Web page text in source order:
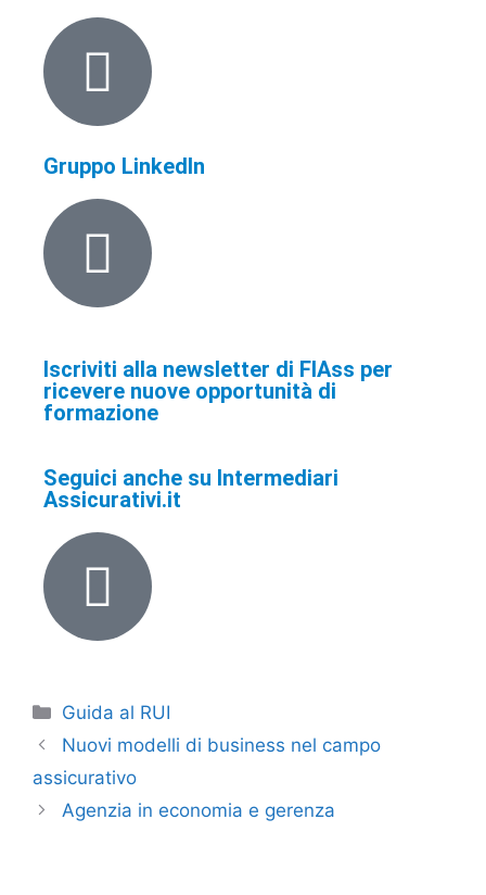
Gruppo LinkedIn
Iscriviti alla newsletter di FIAss per
ricevere nuove opportunità di
formazione
Seguici anche su Intermediari
Assicurativi.it
Guida al RUI
Nuovi modelli di business nel campo
assicurativo
Agenzia in economia e gerenza